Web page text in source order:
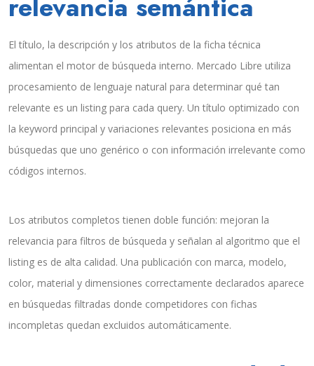
El título, la descripción y los atributos de la ficha técnica
alimentan el motor de búsqueda interno. Mercado Libre utiliza
procesamiento de lenguaje natural para determinar qué tan
relevante es un listing para cada query. Un título optimizado con
la keyword principal y variaciones relevantes posiciona en más
búsquedas que uno genérico o con información irrelevante como
códigos internos.
Los atributos completos tienen doble función: mejoran la
relevancia para filtros de búsqueda y señalan al algoritmo que el
listing es de alta calidad. Una publicación con marca, modelo,
color, material y dimensiones correctamente declarados aparece
en búsquedas filtradas donde competidores con fichas
incompletas quedan excluidos automáticamente.